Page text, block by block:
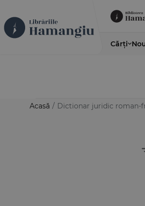
Cărți
Acasă / Dictionar juridic roman-